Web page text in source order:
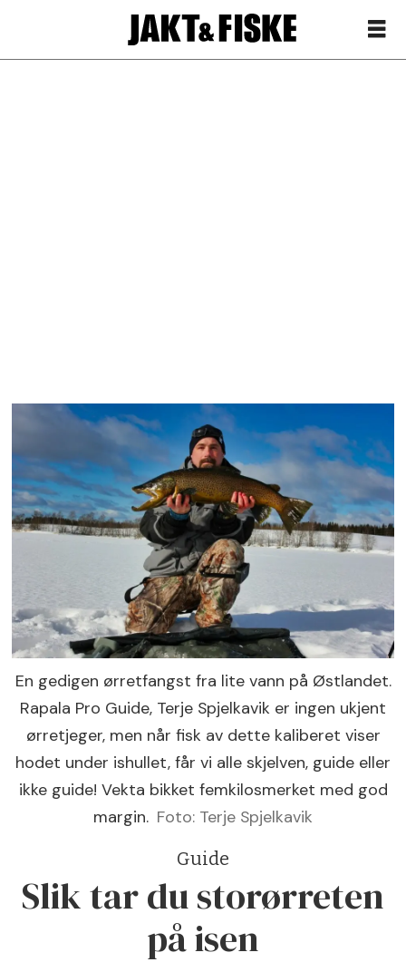
En gedigen ørretfangst fra lite vann på Østlandet.
Rapala Pro Guide, Terje Spjelkavik er ingen ukjent
ørretjeger, men når fisk av dette kaliberet viser
hodet under ishullet, får vi alle skjelven, guide eller
ikke guide! Vekta bikket femkilosmerket med god
margin. Foto: Terje Spjelkavik
Guide
Slik tar du storørreten
på isen